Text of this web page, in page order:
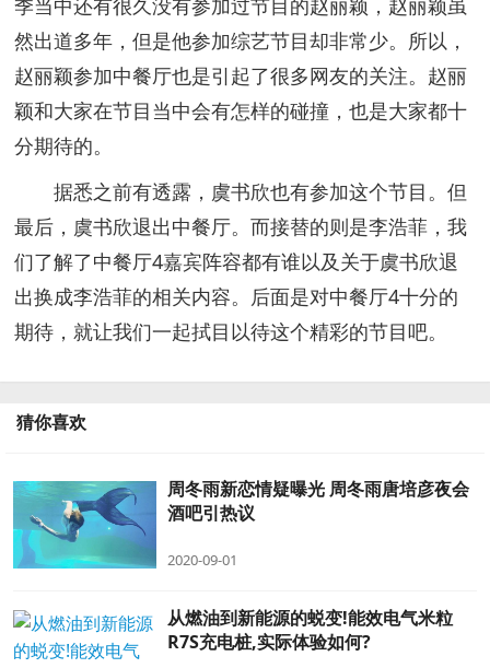
季当中还有很久没有参加过节目的赵丽颖，赵丽颖虽
然出道多年，但是他参加综艺节目却非常少。所以，
赵丽颖参加中餐厅也是引起了很多网友的关注。赵丽
颖和大家在节目当中会有怎样的碰撞，也是大家都十
分期待的。
据悉之前有透露，虞书欣也有参加这个节目。但
最后，虞书欣退出中餐厅。而接替的则是李浩菲，我
们了解了中餐厅4嘉宾阵容都有谁以及关于虞书欣退
出换成李浩菲的相关内容。后面是对中餐厅4十分的
期待，就让我们一起拭目以待这个精彩的节目吧。
猜你喜欢
周冬雨新恋情疑曝光 周冬雨唐培彦夜会
酒吧引热议
2020-09-01
从燃油到新能源的蜕变!能效电气米粒
R7S充电桩,实际体验如何?